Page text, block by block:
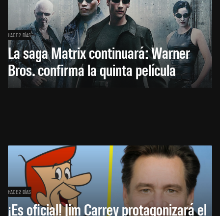
HACE 2 DÍAS
La saga Matrix continuará: Warner
Bros. confirma la quinta película
HACE 2 DÍAS
¡Es oficial! Jim Carrey protagonizará el